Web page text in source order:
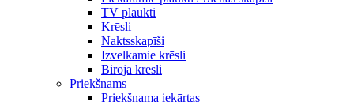
TV plaukti
Krēsli
Naktsskapīši
Izvelkamie krēsli
Biroja krēsli
Priekšnams
Priekšnama iekārtas